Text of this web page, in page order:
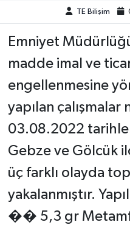
TE Bilişim
Emniyet
madde imal ve
engellenmesine
yapılan çalışmalar
03.08.2022
Gebze ve Gölcük
üç farklı olayda
yakalanmıştır.
�� 5,3 gr